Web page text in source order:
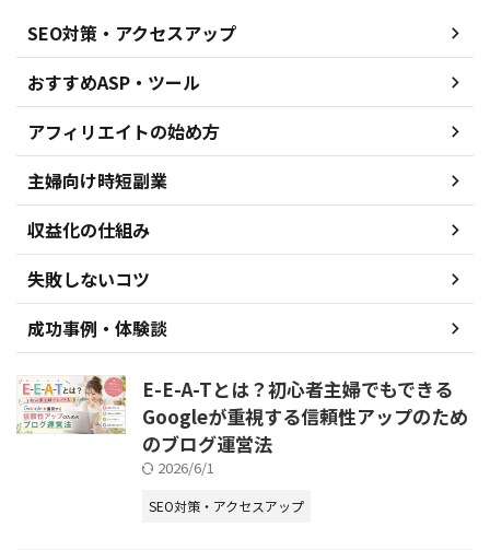
SEO対策・アクセスアップ
おすすめASP・ツール
アフィリエイトの始め方
主婦向け時短副業
収益化の仕組み
失敗しないコツ
成功事例・体験談
E-E-A-Tとは？初心者主婦でもできる
Googleが重視する信頼性アップのため
のブログ運営法
2026/6/1
SEO対策・アクセスアップ